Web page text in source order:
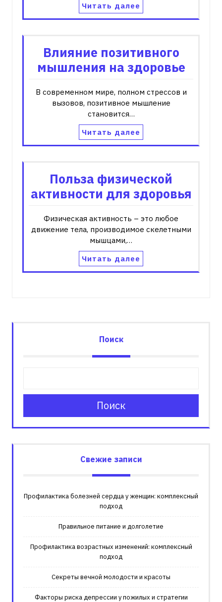
Читать далее
Влияние позитивного
мышления на здоровье
В современном мире, полном стрессов и
вызовов, позитивное мышление
становится…
Читать далее
Польза физической
активности для здоровья
Физическая активность – это любое
движение тела‚ производимое скелетными
мышцами‚…
Читать далее
Поиск
Поиск
Свежие записи
Профилактика болезней сердца у женщин: комплексный
подход
Правильное питание и долголетие
Профилактика возрастных изменений: комплексный
подход
Секреты вечной молодости и красоты
Факторы риска депрессии у пожилых и стратегии